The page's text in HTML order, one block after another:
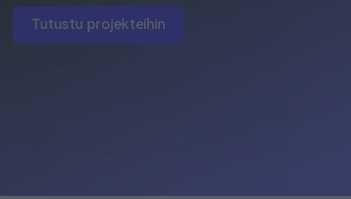
Kirjaudu
tutustu projekteihin